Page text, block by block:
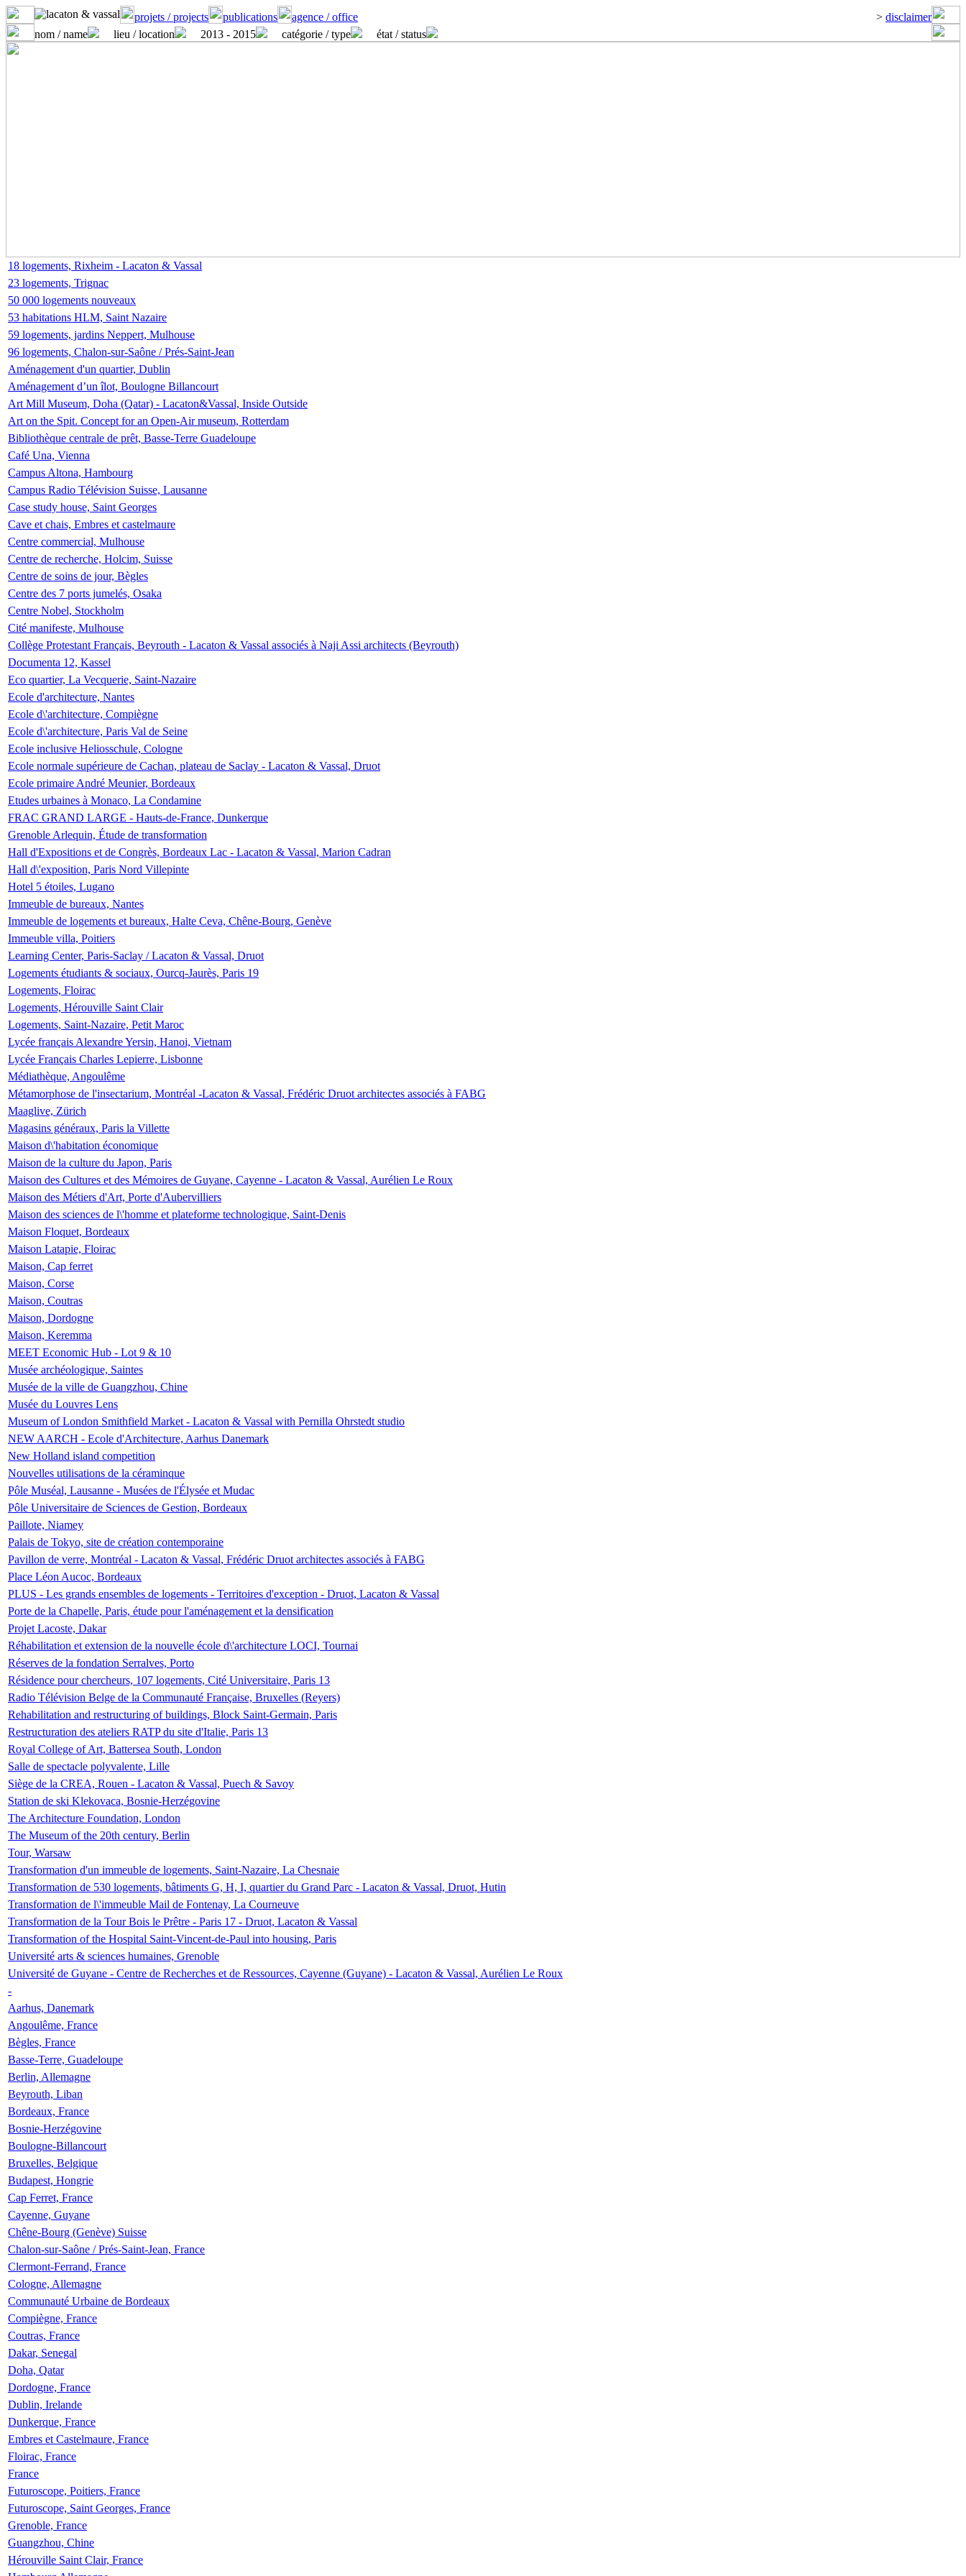
projets / projects publications agence / office > disclaimer
nom / name
lieu / location 2013 - 2015 catégorie / type état / status
18 logements, Rixheim - Lacaton & Vassal
23 logements, Trignac
50 000 logements nouveaux
53 habitations HLM, Saint Nazaire
59 logements, jardins Neppert, Mulhouse
96 logements, Chalon-sur-Saône / Prés-Saint-Jean
Aménagement d'un quartier, Dublin
Aménagement d’un îlot, Boulogne Billancourt
Art Mill Museum, Doha (Qatar) - Lacaton&Vassal, Inside Outside
Art on the Spit. Concept for an Open-Air museum, Rotterdam
Bibliothèque centrale de prêt, Basse-Terre Guadeloupe
Café Una, Vienna
Campus Altona, Hambourg
Campus Radio Télévision Suisse, Lausanne
Case study house, Saint Georges
Cave et chais, Embres et castelmaure
Centre commercial, Mulhouse
Centre de recherche, Holcim, Suisse
Centre de soins de jour, Bègles
Centre des 7 ports jumelés, Osaka
Centre Nobel, Stockholm
Cité manifeste, Mulhouse
Collège Protestant Français, Beyrouth - Lacaton & Vassal associés à Naji Assi architects (Beyrouth)
Documenta 12, Kassel
Eco quartier, La Vecquerie, Saint-Nazaire
Ecole d'architecture, Nantes
Ecole d\'architecture, Compiègne
Ecole d\'architecture, Paris Val de Seine
Ecole inclusive Heliosschule, Cologne
Ecole normale supérieure de Cachan, plateau de Saclay - Lacaton & Vassal, Druot
Ecole primaire André Meunier, Bordeaux
Etudes urbaines à Monaco, La Condamine
FRAC GRAND LARGE - Hauts-de-France, Dunkerque
Grenoble Arlequin, Étude de transformation
Hall d'Expositions et de Congrès, Bordeaux Lac - Lacaton & Vassal, Marion Cadran
Hall d\'exposition, Paris Nord Villepinte
Hotel 5 étoiles, Lugano
Immeuble de bureaux, Nantes
Immeuble de logements et bureaux, Halte Ceva, Chêne-Bourg, Genève
Immeuble villa, Poitiers
Learning Center, Paris-Saclay / Lacaton & Vassal, Druot
Logements étudiants & sociaux, Ourcq-Jaurès, Paris 19
Logements, Floirac
Logements, Hérouville Saint Clair
Logements, Saint-Nazaire, Petit Maroc
Lycée français Alexandre Yersin, Hanoi, Vietnam
Lycée Français Charles Lepierre, Lisbonne
Médiathèque, Angoulême
Métamorphose de l'insectarium, Montréal -Lacaton & Vassal, Frédéric Druot architectes associés à FABG
Maaglive, Zürich
Magasins généraux, Paris la Villette
Maison d\'habitation économique
Maison de la culture du Japon, Paris
Maison des Cultures et des Mémoires de Guyane, Cayenne - Lacaton & Vassal, Aurélien Le Roux
Maison des Métiers d'Art, Porte d'Aubervilliers
Maison des sciences de l\'homme et plateforme technologique, Saint-Denis
Maison Floquet, Bordeaux
Maison Latapie, Floirac
Maison, Cap ferret
Maison, Corse
Maison, Coutras
Maison, Dordogne
Maison, Keremma
MEET Economic Hub - Lot 9 & 10
Musée archéologique, Saintes
Musée de la ville de Guangzhou, Chine
Musée du Louvres Lens
Museum of London Smithfield Market - Lacaton & Vassal with Pernilla Ohrstedt studio
NEW AARCH - Ecole d'Architecture, Aarhus Danemark
New Holland island competition
Nouvelles utilisations de la céraminque
Pôle Muséal, Lausanne - Musées de l'Élysée et Mudac
Pôle Universitaire de Sciences de Gestion, Bordeaux
Paillote, Niamey
Palais de Tokyo, site de création contemporaine
Pavillon de verre, Montréal - Lacaton & Vassal, Frédéric Druot architectes associés à FABG
Place Léon Aucoc, Bordeaux
PLUS - Les grands ensembles de logements - Territoires d'exception - Druot, Lacaton & Vassal
Porte de la Chapelle, Paris, étude pour l'aménagement et la densification
Projet Lacoste, Dakar
Réhabilitation et extension de la nouvelle école d\'architecture LOCI, Tournai
Réserves de la fondation Serralves, Porto
Résidence pour chercheurs, 107 logements, Cité Universitaire, Paris 13
Radio Télévision Belge de la Communauté Française, Bruxelles (Reyers)
Rehabilitation and restructuring of buildings, Block Saint-Germain, Paris
Restructuration des ateliers RATP du site d'Italie, Paris 13
Royal College of Art, Battersea South, London
Salle de spectacle polyvalente, Lille
Siège de la CREA, Rouen - Lacaton & Vassal, Puech & Savoy
Station de ski Klekovaca, Bosnie-Herzégovine
The Architecture Foundation, London
The Museum of the 20th century, Berlin
Tour, Warsaw
Transformation d'un immeuble de logements, Saint-Nazaire, La Chesnaie
Transformation de 530 logements, bâtiments G, H, I, quartier du Grand Parc - Lacaton & Vassal, Druot, Hutin
Transformation de l\'immeuble Mail de Fontenay, La Courneuve
Transformation de la Tour Bois le Prêtre - Paris 17 - Druot, Lacaton & Vassal
Transformation of the Hospital Saint-Vincent-de-Paul into housing, Paris
Université arts & sciences humaines, Grenoble
Université de Guyane - Centre de Recherches et de Ressources, Cayenne (Guyane) - Lacaton & Vassal, Aurélien Le Roux
-
Aarhus, Danemark
Angoulême, France
Bègles, France
Basse-Terre, Guadeloupe
Berlin, Allemagne
Beyrouth, Liban
Bordeaux, France
Bosnie-Herzégovine
Boulogne-Billancourt
Bruxelles, Belgique
Budapest, Hongrie
Cap Ferret, France
Cayenne, Guyane
Chêne-Bourg (Genève) Suisse
Chalon-sur-Saône / Prés-Saint-Jean, France
Clermont-Ferrand, France
Cologne, Allemagne
Communauté Urbaine de Bordeaux
Compiègne, France
Coutras, France
Dakar, Senegal
Doha, Qatar
Dordogne, France
Dublin, Irelande
Dunkerque, France
Embres et Castelmaure, France
Floirac, France
France
Futuroscope, Poitiers, France
Futuroscope, Saint Georges, France
Grenoble, France
Guangzhou, Chine
Hérouville Saint Clair, France